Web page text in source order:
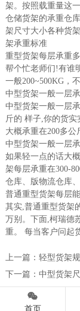
架。按照载重量这
仓储货架的承重仓
架尺寸大小各种货
架承重标准
重型货架每层承重
帮个忙老师们!有谁
一般200~500KG，
中型货架一般一层
中型货架一般一层
斤的 样子,你的货
大概承重在200多公
中型货架一般一层
如果轻一点的话大
架每层承重在300-
仓库、版物流仓库、
普通重型货架每层
其实,普通重型货架
万别。下面,柯瑞德
重。 每当客户问起
上一篇： 轻型货架
下一篇： 中型货架

首页